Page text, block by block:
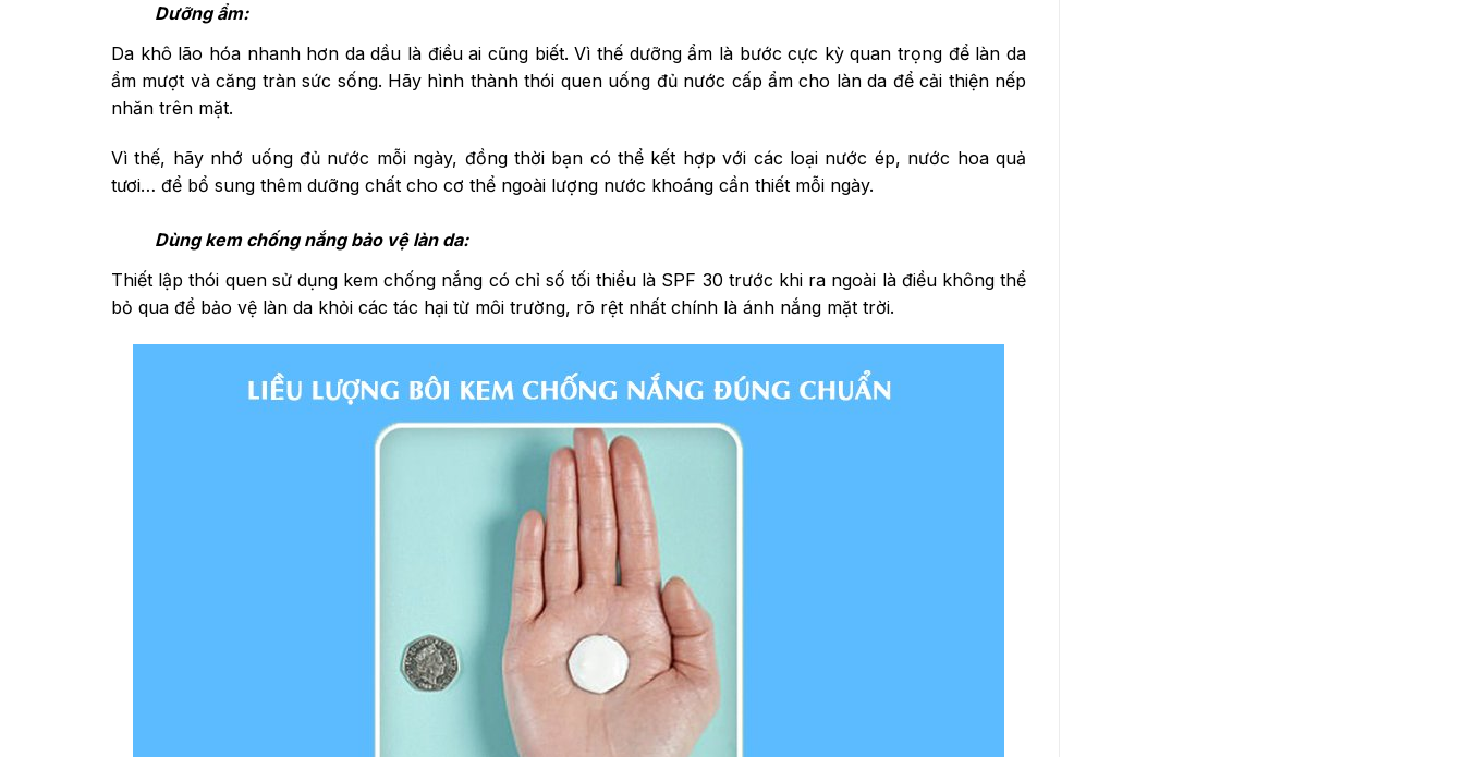
Dưỡng ẩm:
Da khô lão hóa nhanh hơn da dầu là điều ai cũng biết. Vì thế dưỡng ẩm là bước cực kỳ quan trọng để làn da
ẩm mượt và căng tràn sức sống. Hãy hình thành thói quen uống đủ nước cấp ẩm cho làn da để cải thiện nếp
nhăn trên mặt.
Vì thế, hãy nhớ uống đủ nước mỗi ngày, đồng thời bạn có thể kết hợp với các loại nước ép, nước hoa quả
tươi… để bổ sung thêm dưỡng chất cho cơ thể ngoài lượng nước khoáng cần thiết mỗi ngày.
Dùng kem chống nắng bảo vệ làn da:
Thiết lập thói quen sử dụng kem chống nắng có chỉ số tối thiểu là SPF 30 trước khi ra ngoài là điều không thể
bỏ qua để bảo vệ làn da khỏi các tác hại từ môi trường, rõ rệt nhất chính là ánh nắng mặt trời.